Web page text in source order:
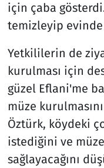
için çaba
temizleyip
Yetkililerin de
kurulması için
güzel Eflani'me
müze
Öztürk, köydeki
istediğini ve
sağlayacağını